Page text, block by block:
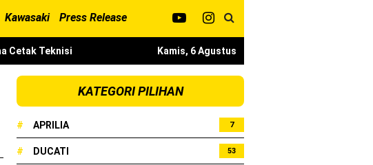
Kawasaki Press Release
Cetak Teknisi
Batas
tinggi
Kamis, 6 Agustus
KATEGORI PILIHAN
# APRILIA 7
# DUCATI 53